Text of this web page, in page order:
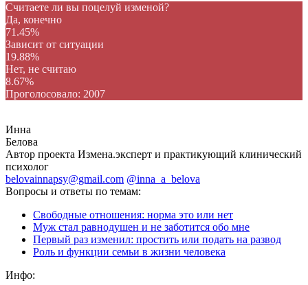
Считаете ли вы поцелуй изменой?
Да, конечно
71.45%
Зависит от ситуации
19.88%
Нет, не считаю
8.67%
Проголосовало: 2007
Инна
Белова
Автор проекта Измена.эксперт и практикующий клинический
психолог
belovainnapsy@gmail.com @inna_a_belova
Вопросы и ответы по темам:
Свободные отношения: норма это или нет
Муж стал равнодушен и не заботится обо мне
Первый раз изменил: простить или подать на развод
Роль и функции семьи в жизни человека
Инфо: